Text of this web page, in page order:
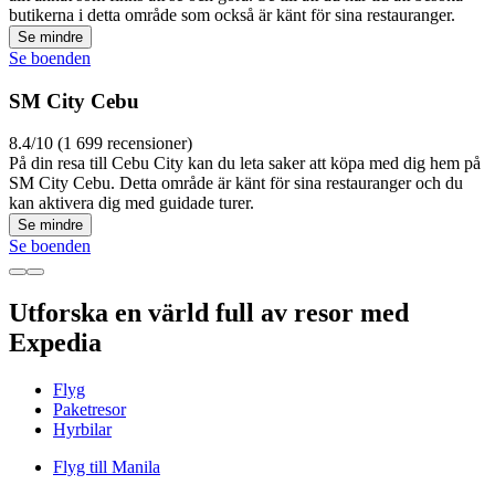
butikerna i detta område som också är känt för sina restauranger.
Se mindre
Se boenden
SM City Cebu
8.4/10 (1 699 recensioner)
På din resa till Cebu City kan du leta saker att köpa med dig hem på
SM City Cebu. Detta område är känt för sina restauranger och du
kan aktivera dig med guidade turer.
Se mindre
Se boenden
Utforska en värld full av resor med
Expedia
Flyg
Paketresor
Hyrbilar
Flyg till Manila